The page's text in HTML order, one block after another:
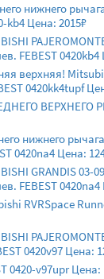
нижнего
kb4 Цена: 2015₽
FEBEST 0420kb4
верхняя!
0420kk4tupf
ВЕРХНЕГО
нижнего
0420na4 Цена:
GRANDIS 03-09
FEBEST 0420na4
RVRSpace
0420v97 Цена:
0420-v97upr Цена: